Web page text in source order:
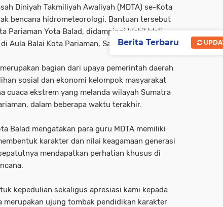
Diniyah Takmiliyah Awaliyah (MDTA) se-Kota
bencana hidrometeorologi. Bantuan tersebut
Pariaman Yota Balad, didampingi Wakil Wali
Aula Balai Kota Pariaman, Sabtu (10/1).
bagian dari upaya pemerintah daerah
sosial dan ekonomi kelompok masyarakat
cuaca ekstrem yang melanda wilayah Sumatra
dalam beberapa waktu terakhir.
Balad mengatakan para guru MDTA memiliki
karakter dan nilai keagamaan generasi
mendapatkan perhatian khusus di
kepedulian sekaligus apresiasi kami kepada
merupakan ujung tombak pendidikan karakter
Berita Terbaru